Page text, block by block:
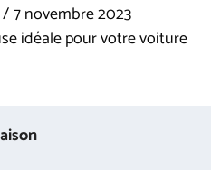
/7 novembre 2023
idéale pour votre voiture